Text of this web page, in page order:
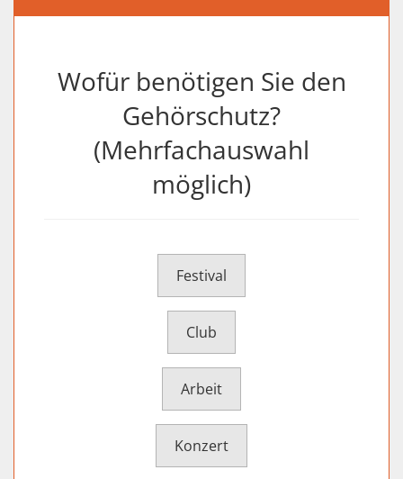
Wofür benötigen Sie den
Gehörschutz?
(Mehrfachauswahl
möglich)
Festival
Club
Arbeit
Konzert